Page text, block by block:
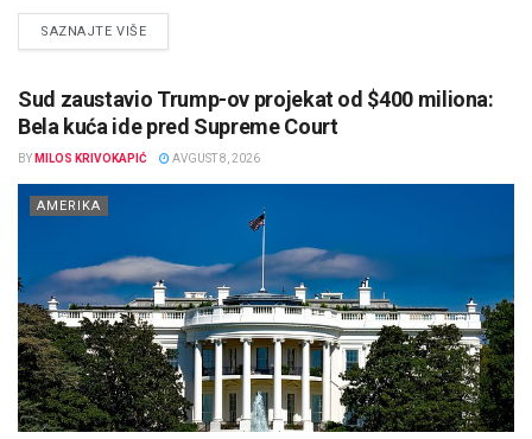
SAZNAJTE VIŠEDETAILS
Sud zaustavio Trump-ov projekat od $400 miliona:
Bela kuća ide pred Supreme Court
BY MILOS KRIVOKAPIĆ AVGUST 8, 2026
AMERIKA